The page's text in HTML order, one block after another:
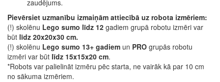
zaudējums.
Pievērsiet uzmanību izmaiņām attiecībā uz robota izmēriem:
(!) skolēnu Lego sumo līdz 12 gadiem grupā robotu izmēri var
būt līdz 20x20x30 cm.
(!) skolēnu Lego sumo 13+ gadiem un PRO grupās robotu
izmēri var būt līdz 15x15x20 cm.
*Robots var palielināt izmēru pēc starta, ne vairāk kā par 10 cm
no sākuma izmēriem.